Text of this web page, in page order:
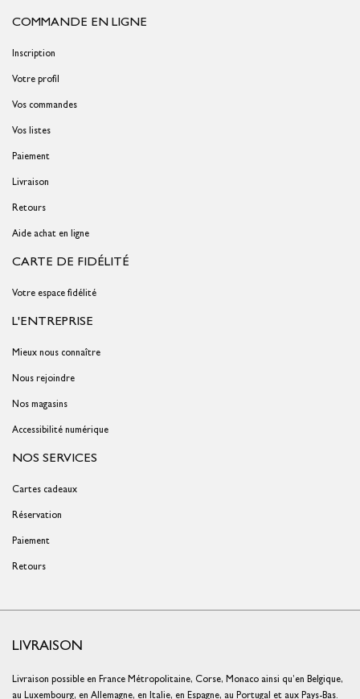
COMMANDE EN LIGNE
Inscription
Votre profil
Vos commandes
Vos listes
Paiement
Livraison
Retours
Aide achat en ligne
CARTE DE FIDÉLITÉ
Votre espace fidélité
L'ENTREPRISE
Mieux nous connaître
Nous rejoindre
Nos magasins
Accessibilité numérique
NOS SERVICES
Cartes cadeaux
Réservation
Paiement
Retours
LIVRAISON
Livraison possible en France Métropolitaine, Corse, Monaco ainsi qu’en Belgique,
au Luxembourg, en Allemagne, en Italie, en Espagne, au Portugal et aux Pays-Bas.